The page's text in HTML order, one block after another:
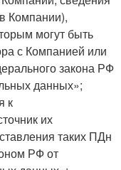
Компании),
могут быть
с Компанией или
закона РФ
данных»;
к
их
таких ПДн
РФ от